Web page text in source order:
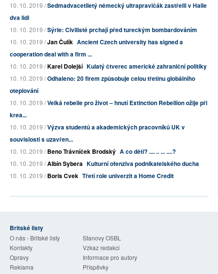
10. 10. 2019 /Sedmadvacetiletý německý ultrapravičák zastřelil v Halle
dva lidi
10. 10. 2019 /Sýrie: Civilisté prchají před tureckým bombardováním
10. 10. 2019 /Jan Čulík Ancient Czech university has signed a
cooperation deal with a firm ...
10. 10. 2019 /Karel Dolejší Kulatý čtverec americké zahraniční politiky
10. 10. 2019 /Odhaleno: 20 firem způsobuje celou třetinu globálního
oteplování
10. 10. 2019 /Velká rebelie pro život – hnutí Extinction Rebellion ožije při
krea...
10. 10. 2019 /Výzva studentů a akademických pracovníků UK v
souvislosti s uzavřen...
10. 10. 2019 /Beno Trávníček Brodský A co děti? .... .. ... ....?
10. 10. 2019 /Albín Sybera Kulturní ofenziva podnikatelského ducha
10. 10. 2019 /Boris Cvek Třetí role univerzit a Home Credit
Britské listy
O nás - Britské listy
Stanovy OSBL
Kontakty
Vzkaz redakci
Opravy
Informace pro autory
Reklama
Příspěvky